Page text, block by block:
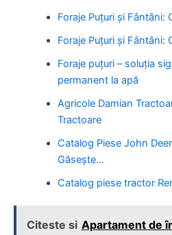
Foraje Puțuri și Fântâni:
Foraje Puțuri și Fântâni:
Foraje puțuri – soluția
permanent la apă
Agricole Damian
Tractoare
Catalog Piese John
Găsește…
Catalog piese tractor
Citeste si Apartament de